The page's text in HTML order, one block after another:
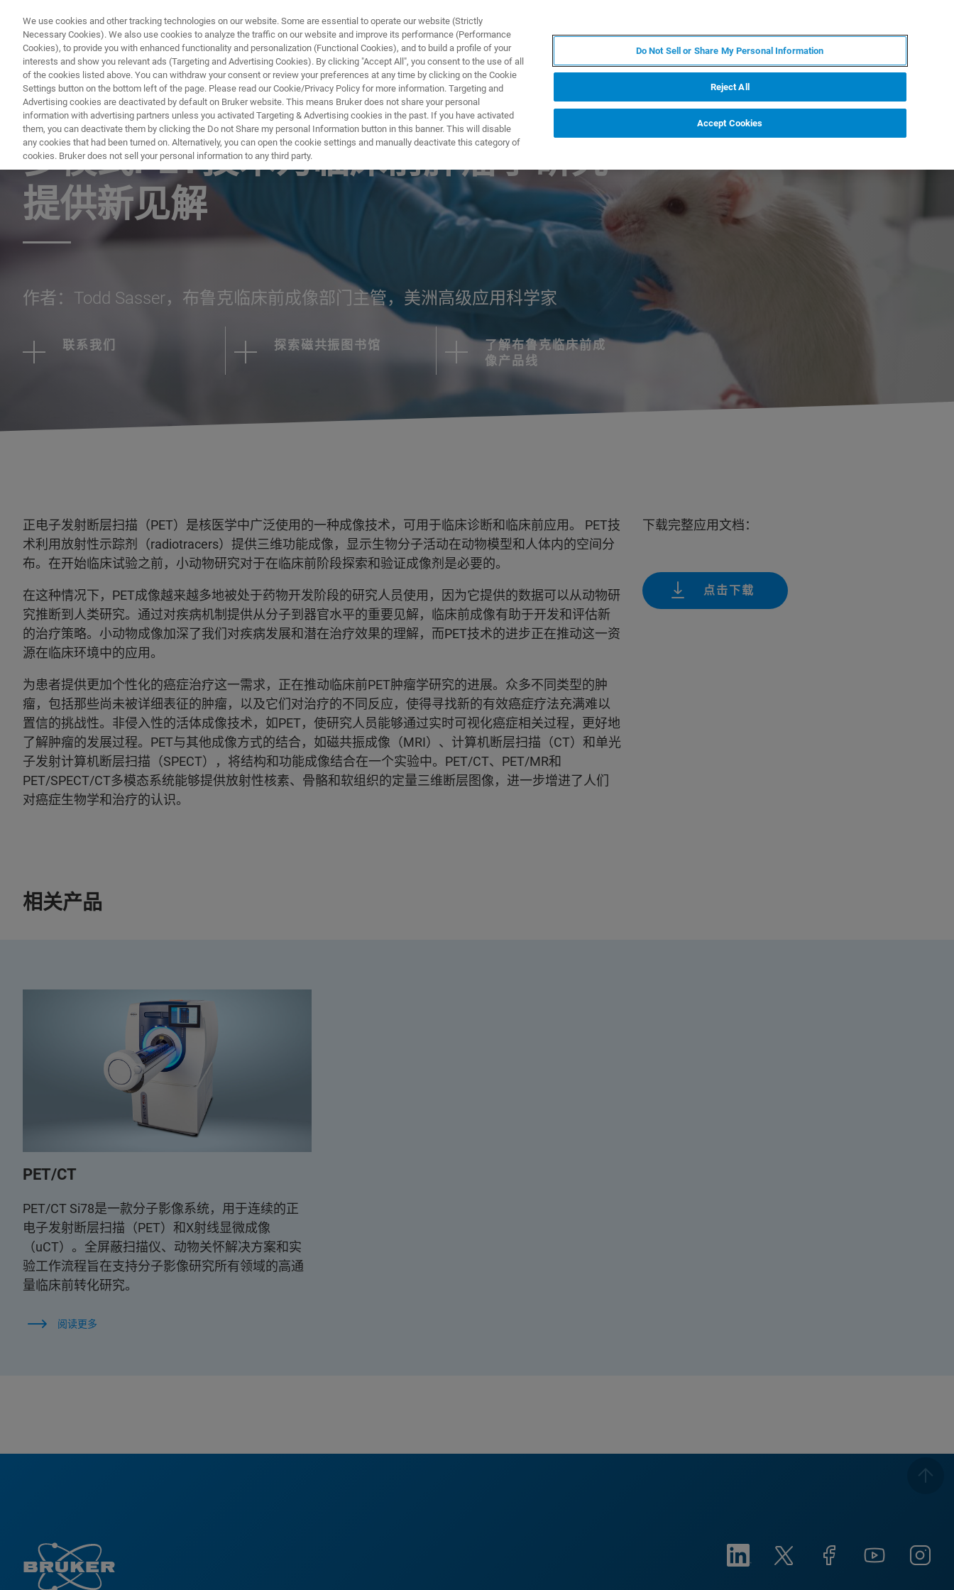
产品与解决方案
应用文档 - 磁共振
多模式PET技术为临床前肿瘤学研究
提供新见解
作者：Todd Sasser，布鲁克临床前成像部门主管，美洲高级应用科学家
联系我们 探索磁共振图书馆
了解布鲁克临床前成
像产品线
正电子发射断层扫描（PET）是核医学中广泛使用的一种成像技术，可用于临床诊断和临床前应用。 PET技
术利用放射性示踪剂（radiotracers）提供三维功能成像，显示生物分子活动在动物模型和人体内的空间分
布。在开始临床试验之前，小动物研究对于在临床前阶段探索和验证成像剂是必要的。
在这种情况下，PET成像越来越多地被处于药物开发阶段的研究人员使用，因为它提供的数据可以从动物研
究推断到人类研究。通过对疾病机制提供从分子到器官水平的重要见解，临床前成像有助于开发和评估新
的治疗策略。小动物成像加深了我们对疾病发展和潜在治疗效果的理解，而PET技术的进步正在推动这一资
源在临床环境中的应用。
为患者提供更加个性化的癌症治疗这一需求，正在推动临床前PET肿瘤学研究的进展。众多不同类型的肿
瘤，包括那些尚未被详细表征的肿瘤，以及它们对治疗的不同反应，使得寻找新的有效癌症疗法充满难以
置信的挑战性。非侵入性的活体成像技术，如PET，使研究人员能够通过实时可视化癌症相关过程，更好地
了解肿瘤的发展过程。PET与其他成像方式的结合，如磁共振成像（MRI）、计算机断层扫描（CT）和单光
子发射计算机断层扫描（SPECT），将结构和功能成像结合在一个实验中。PET/CT、PET/MR和
PET/SPECT/CT多模态系统能够提供放射性核素、骨骼和软组织的定量三维断层图像，进一步增进了人们
对癌症生物学和治疗的认识。
下载完整应用文档：
点击下载
相关产品
PET/CT
PET/CT Si78是一款分子影像系统，用于连续的正
电子发射断层扫描（PET）和X射线显微成像
（uCT）。全屏蔽扫描仪、动物关怀解决方案和实
验工作流程旨在支持分子影像研究所有领域的高通
量临床前转化研究。
阅读更多
We use cookies and other tracking technologies on our website. Some are essential to operate our website (Strictly
Necessary Cookies). We also use cookies to analyze the traffic on our website and improve its performance (Performance
Cookies), to provide you with enhanced functionality and personalization (Functional Cookies), and to build a profile of your
interests and show you relevant ads (Targeting and Advertising Cookies). By clicking "Accept All", you consent to the use of all
of the cookies listed above. You can withdraw your consent or review your preferences at any time by clicking on the Cookie
Settings button on the bottom left of the page. Please read our Cookie/Privacy Policy for more information. Targeting and
Advertising cookies are deactivated by default on Bruker website. This means Bruker does not share your personal
information with advertising partners unless you activated Targeting & Advertising cookies in the past. If you have activated
them, you can deactivate them by clicking the Do not Share my personal Information button in this banner. This will disable
any cookies that had been turned on. Alternatively, you can open the cookie settings and manually deactivate this category of
cookies. Bruker does not sell your personal information to any third party.
Do Not Sell or Share My Personal Information
Reject All
Accept Cookies